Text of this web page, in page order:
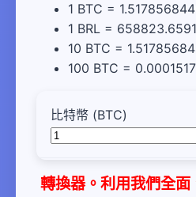
1 BTC =
1 BRL =
10 BTC =
100 BTC =
比特幣 (BTC)
轉換器。利用我們全